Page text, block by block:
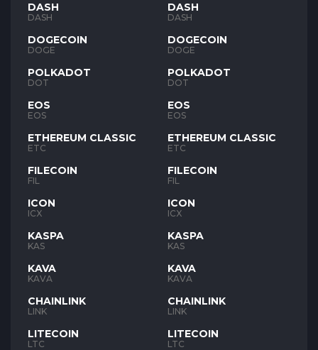
DASH
DASH
DOGECOIN
DOGE
POLKADOT
DOT
EOS
EOS
ETHEREUM CLASSIC
ETC
FILECOIN
FIL
ICON
ICX
KASPA
KAS
KAVA
KAVA
CHAINLINK
LINK
LITECOIN
LTC
DASH
DASH
DOGECOIN
DOGE
POLKADOT
DOT
EOS
EOS
ETHEREUM CLASSIC
ETC
FILECOIN
FIL
ICON
ICX
KASPA
KAS
KAVA
KAVA
CHAINLINK
LINK
LITECOIN
LTC